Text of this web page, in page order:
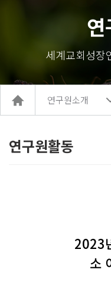
연
세계교회성장
홈
로
연구원소개
연구원활동
2023
소